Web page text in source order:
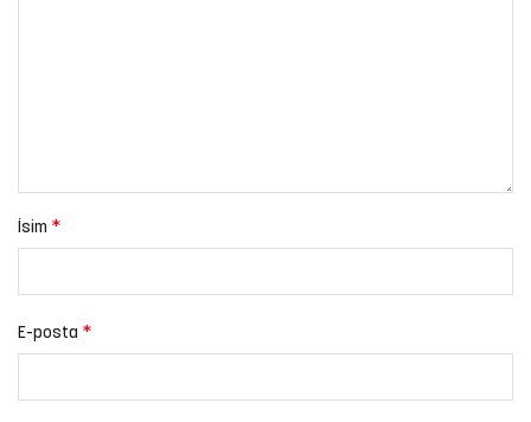
İsim *
E-posta *